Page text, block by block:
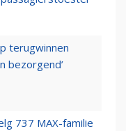
terugwinnen
bezorgend’
737 MAX-familie